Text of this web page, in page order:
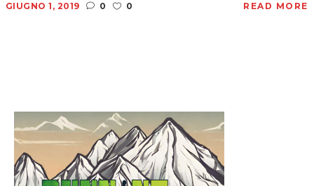
GIUGNO 1, 2019 0 0 READ MORE